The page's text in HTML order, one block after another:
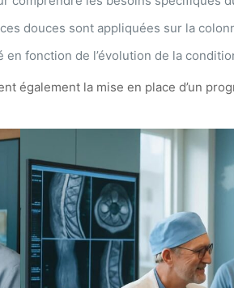
douces sont appliquées sur la
fonction de l’évolution de la
également la mise en place d’un